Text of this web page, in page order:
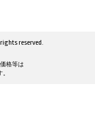
reserved.
格等は